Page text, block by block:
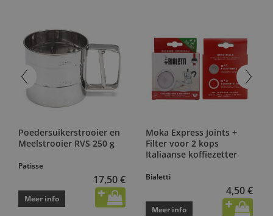
Poedersuikerstrooier en
Meelstrooier RVS 250 g
Patisse
17,50 €
Meer info
Moka Express Joints +
Filter voor 2 kops
Italiaanse koffiezetter
Bialetti
4,50 €
Meer info